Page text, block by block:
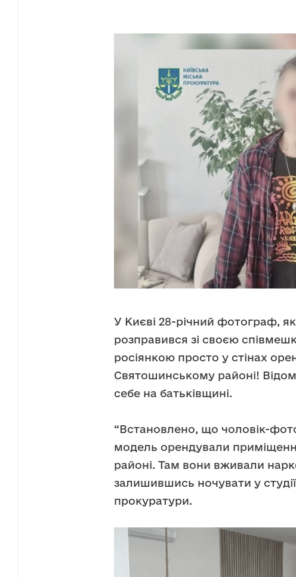
У Києві 28-річний фотограф,
розправився зі своєю
росіянкою просто у стінах
Святошинському районі!
себе на батьківщині.
“Встановлено, що чоловік-
модель орендували
районі. Там вони вживали
залишившись ночувати у
прокуратури.